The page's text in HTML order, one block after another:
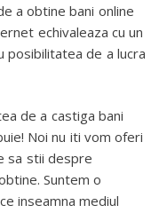
a obtine bani online
echivaleaza cu un
posibilitatea de a lucra
de a castiga bani
Noi nu iti vom oferi
sa stii despre
Suntem o
inseamna mediul